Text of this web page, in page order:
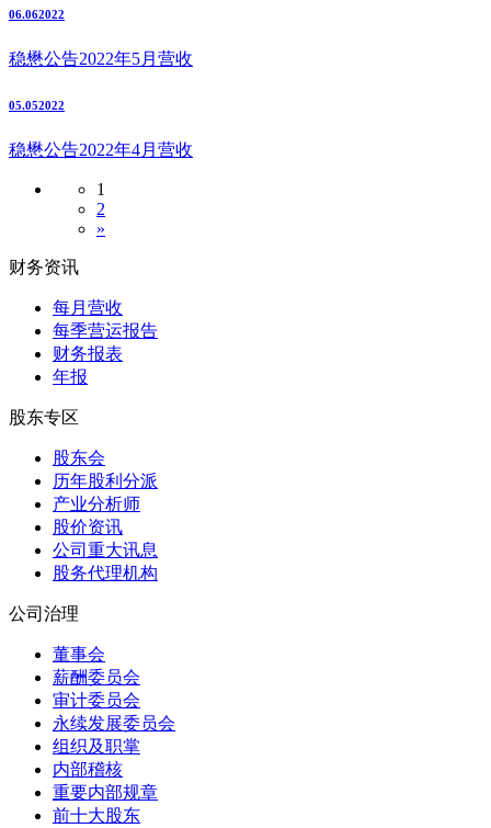
06.062022
稳懋公告2022年5月营收
05.052022
稳懋公告2022年4月营收
1
2
»
财务资讯
每月营收
每季营运报告
财务报表
年报
股东专区
股东会
历年股利分派
产业分析师
股价资讯
公司重大讯息
股务代理机构
公司治理
董事会
薪酬委员会
审计委员会
永续发展委员会
组织及职掌
内部稽核
重要内部规章
前十大股东